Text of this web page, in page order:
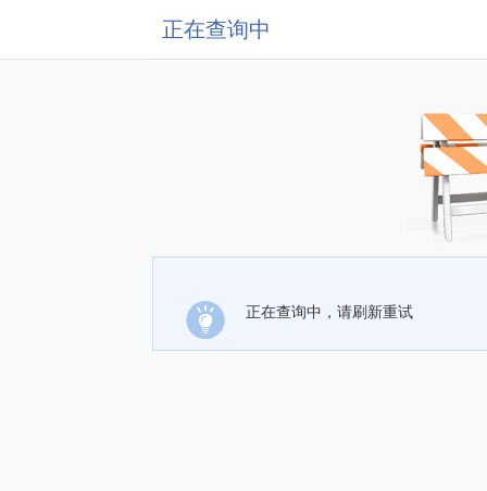
正在查询中
正在查询中，请刷新重试